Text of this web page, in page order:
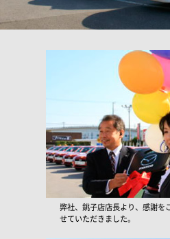
弊社、銚子店店長より、感謝を
せていただきました。